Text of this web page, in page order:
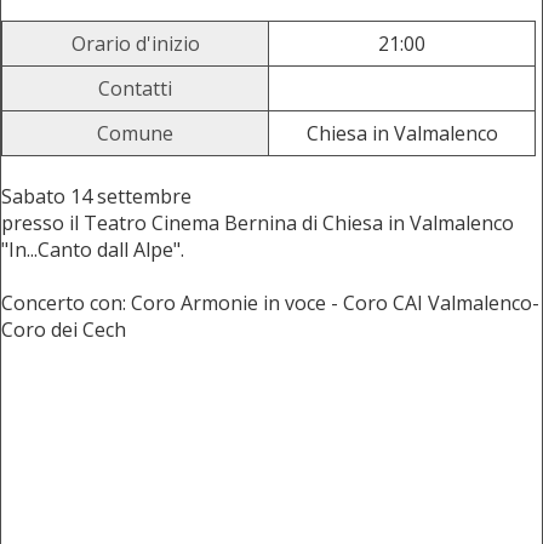
Orario d'inizio
21:00
Contatti
Comune
Chiesa in Valmalenco
Sabato 14 settembre
presso il Teatro Cinema Bernina di Chiesa in Valmalenco
"In...Canto dall Alpe".
Concerto con: Coro Armonie in voce - Coro CAI Valmalenco-
Coro dei Cech